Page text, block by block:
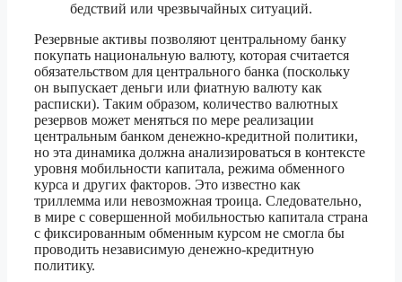
бедствий или чрезвычайных ситуаций.
Резервные активы позволяют центральному банку
покупать национальную валюту, которая считается
обязательством для центрального банка (поскольку
он выпускает деньги или фиатную валюту как
расписки). Таким образом, количество валютных
резервов может меняться по мере реализации
центральным банком денежно-кредитной политики,
но эта динамика должна анализироваться в контексте
уровня мобильности капитала, режима обменного
курса и других факторов. Это известно как
триллемма или невозможная троица. Следовательно,
в мире с совершенной мобильностью капитала страна
с фиксированным обменным курсом не смогла бы
проводить независимую денежно-кредитную
политику.